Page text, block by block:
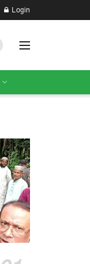
Login